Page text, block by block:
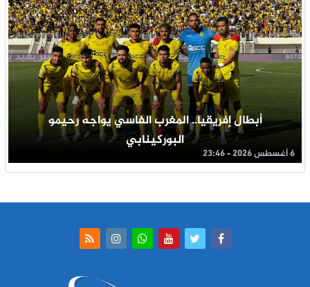
أبطال إفريقيا.. المغرب الفاسي يواجه رحيمو
البوركينابي
6 أغسطس 2026 - 23:46